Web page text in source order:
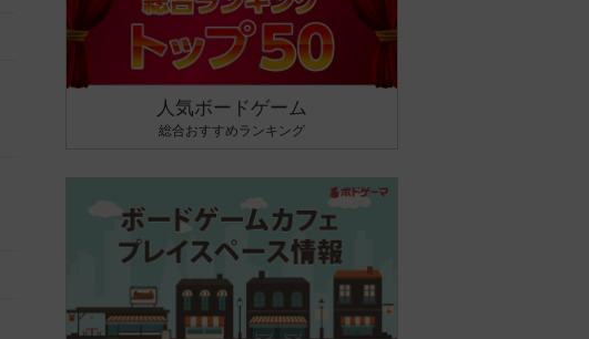
人気ボードゲーム
総合おすすめランキング